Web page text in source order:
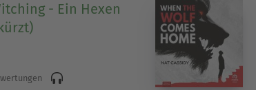
- Ein Hexen